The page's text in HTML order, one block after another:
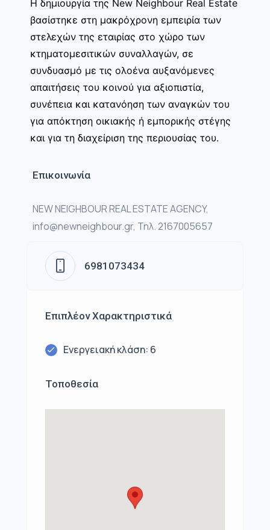
Η δημιουργία της New Neighbour Real Estate
βασίστηκε στη μακρόχρονη εμπειρία των
στελεχών της εταιρίας στο χώρο των
κτηματομεσιτικών συναλλαγών, σε
συνδυασμό με τις ολοένα αυξανόμενες
απαιτήσεις του κοινού για αξιοπιστία,
συνέπεια και κατανόηση των αναγκών του
για απόκτηση οικιακής ή εμπορικής στέγης
και για τη διαχείριση της περιουσίας του.
Επικοινωνία
NEW NEIGHBOUR REAL ESTATE AGENCY,
info@newneighbour.gr, Τηλ. 2167005657
6981073434
Επιπλέον Χαρακτηριστικά
Ενεργειακή κλάση: 6
Τοποθεσία